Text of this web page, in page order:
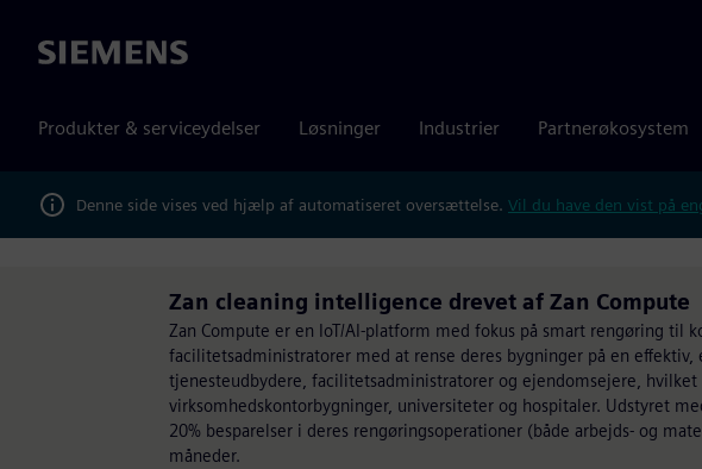
Siemens
Produkter & serviceydelser Løsninger Industrier Partnerøkosystem
Denne side vises ved hjælp af automatiseret oversættelse. Vil du have den vist på
Zan cleaning intelligence drevet af Zan Compute
Zan Compute er en IoT/AI-platform med fokus på smart rengøring
facilitetsadministratorer med at rense deres bygninger på en
tjenesteudbydere, facilitetsadministratorer og ejendomsejere,
virksomhedskontorbygninger, universiteter og hospitaler. Udstyret
20% besparelser i deres rengøringsoperationer (både arbejds- og
måneder.